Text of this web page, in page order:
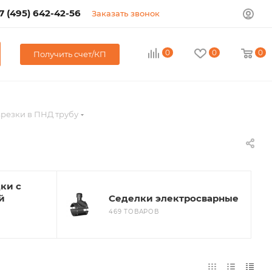
(495) 642-42-56 Заказать звонок
Получить счет/КП 0 0 0
в ПНД трубу
с
Седелки электросварные
469 ТОВАРОВ